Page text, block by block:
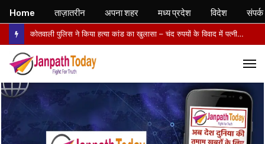
कोतवाली पुलिस ने किया हत्या कांड का खुलासा – चंद रुपयों के विवाद में पत्नी की पीट-पीटकर हत्या, पति गिरफ्तार- पोस्टमार्टम में तिल्ली फटने से मौत की पुष्टि
Home ताज़ातरीन अपना शहर मध्य प्रदेश विदेश संपर्क